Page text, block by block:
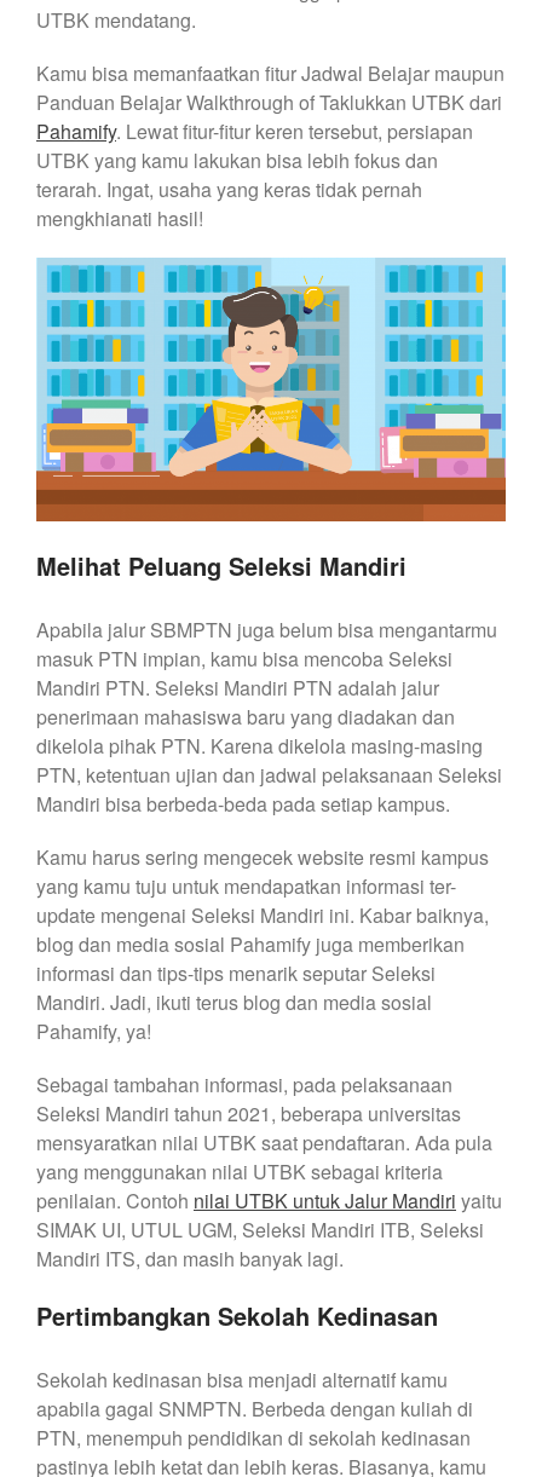
UTBK mendatang.
Kamu bisa memanfaatkan fitur Jadwal Belajar maupun
Panduan Belajar Walkthrough of Taklukkan UTBK dari
Pahamify. Lewat fitur-fitur keren tersebut, persiapan
UTBK yang kamu lakukan bisa lebih fokus dan
terarah. Ingat, usaha yang keras tidak pernah
mengkhianati hasil!
Melihat Peluang Seleksi Mandiri
Apabila jalur SBMPTN juga belum bisa mengantarmu
masuk PTN impian, kamu bisa mencoba Seleksi
Mandiri PTN. Seleksi Mandiri PTN adalah jalur
penerimaan mahasiswa baru yang diadakan dan
dikelola pihak PTN. Karena dikelola masing-masing
PTN, ketentuan ujian dan jadwal pelaksanaan Seleksi
Mandiri bisa berbeda-beda pada setiap kampus.
Kamu harus sering mengecek website resmi kampus
yang kamu tuju untuk mendapatkan informasi ter-
update mengenai Seleksi Mandiri ini. Kabar baiknya,
blog dan media sosial Pahamify juga memberikan
informasi dan tips-tips menarik seputar Seleksi
Mandiri. Jadi, ikuti terus blog dan media sosial
Pahamify, ya!
Sebagai tambahan informasi, pada pelaksanaan
Seleksi Mandiri tahun 2021, beberapa universitas
mensyaratkan nilai UTBK saat pendaftaran. Ada pula
yang menggunakan nilai UTBK sebagai kriteria
penilaian. Contoh nilai UTBK untuk Jalur Mandiri yaitu
SIMAK UI, UTUL UGM, Seleksi Mandiri ITB, Seleksi
Mandiri ITS, dan masih banyak lagi.
Pertimbangkan Sekolah Kedinasan
Sekolah kedinasan bisa menjadi alternatif kamu
apabila gagal SNMPTN. Berbeda dengan kuliah di
PTN, menempuh pendidikan di sekolah kedinasan
pastinya lebih ketat dan lebih keras. Biasanya, kamu